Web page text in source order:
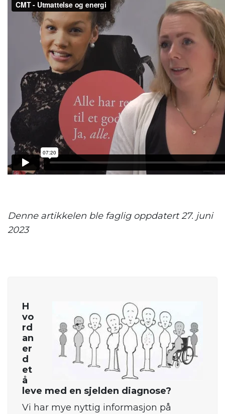
Denne artikkelen ble faglig oppdatert 27. juni
2023
H
vo
rd
an
er
d
et
å
leve med en sjelden diagnose?
Vi har mye nyttig informasjon på